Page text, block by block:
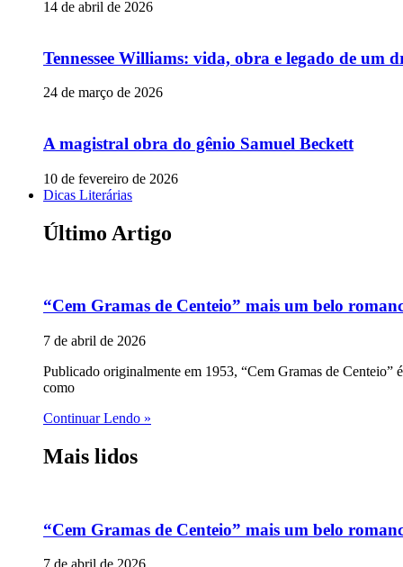
14 de abril de 2026
Tennessee Williams: vida, obra e legado de um
24 de março de 2026
A magistral obra do gênio Samuel Beckett
10 de fevereiro de 2026
Dicas Literárias
Último Artigo
“Cem Gramas de Centeio” mais um belo
7 de abril de 2026
Publicado originalmente em 1953, “Cem Gramas de Centeio”
como
Continuar Lendo »
Mais lidos
“Cem Gramas de Centeio” mais um belo